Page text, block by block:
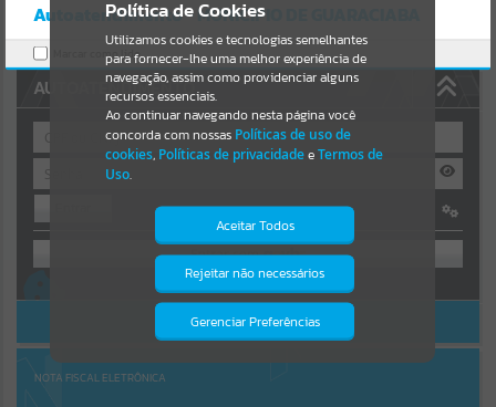
Portais
Por favor, aguarde...
NOTÍCIAS
Por favor, aguarde...
Por favor, aguarde...
AUTOATENDIMENTO
OU
Cadastre-se|Recuperar Senha
ACESSAR SEM LOGIN
NOTA FISCAL ELETRÔNICA
Política de Cookies
Utilizamos cookies e tecnologias semelhantes
para fornecer-lhe uma melhor experiência de
navegação, assim como providenciar alguns
recursos essenciais.
Ao continuar navegando nesta página você
concorda com nossas Políticas de uso de
cookies, Políticas de privacidadeeTermos de
Uso.
Aceitar Todos
Rejeitar não necessários
Gerenciar Preferências
Isto significa que diversos recursos
providenciados poderão não estar
Autoatendimento - MUNICIPIO DE GUARACIABA
Marcar como lido.
OK